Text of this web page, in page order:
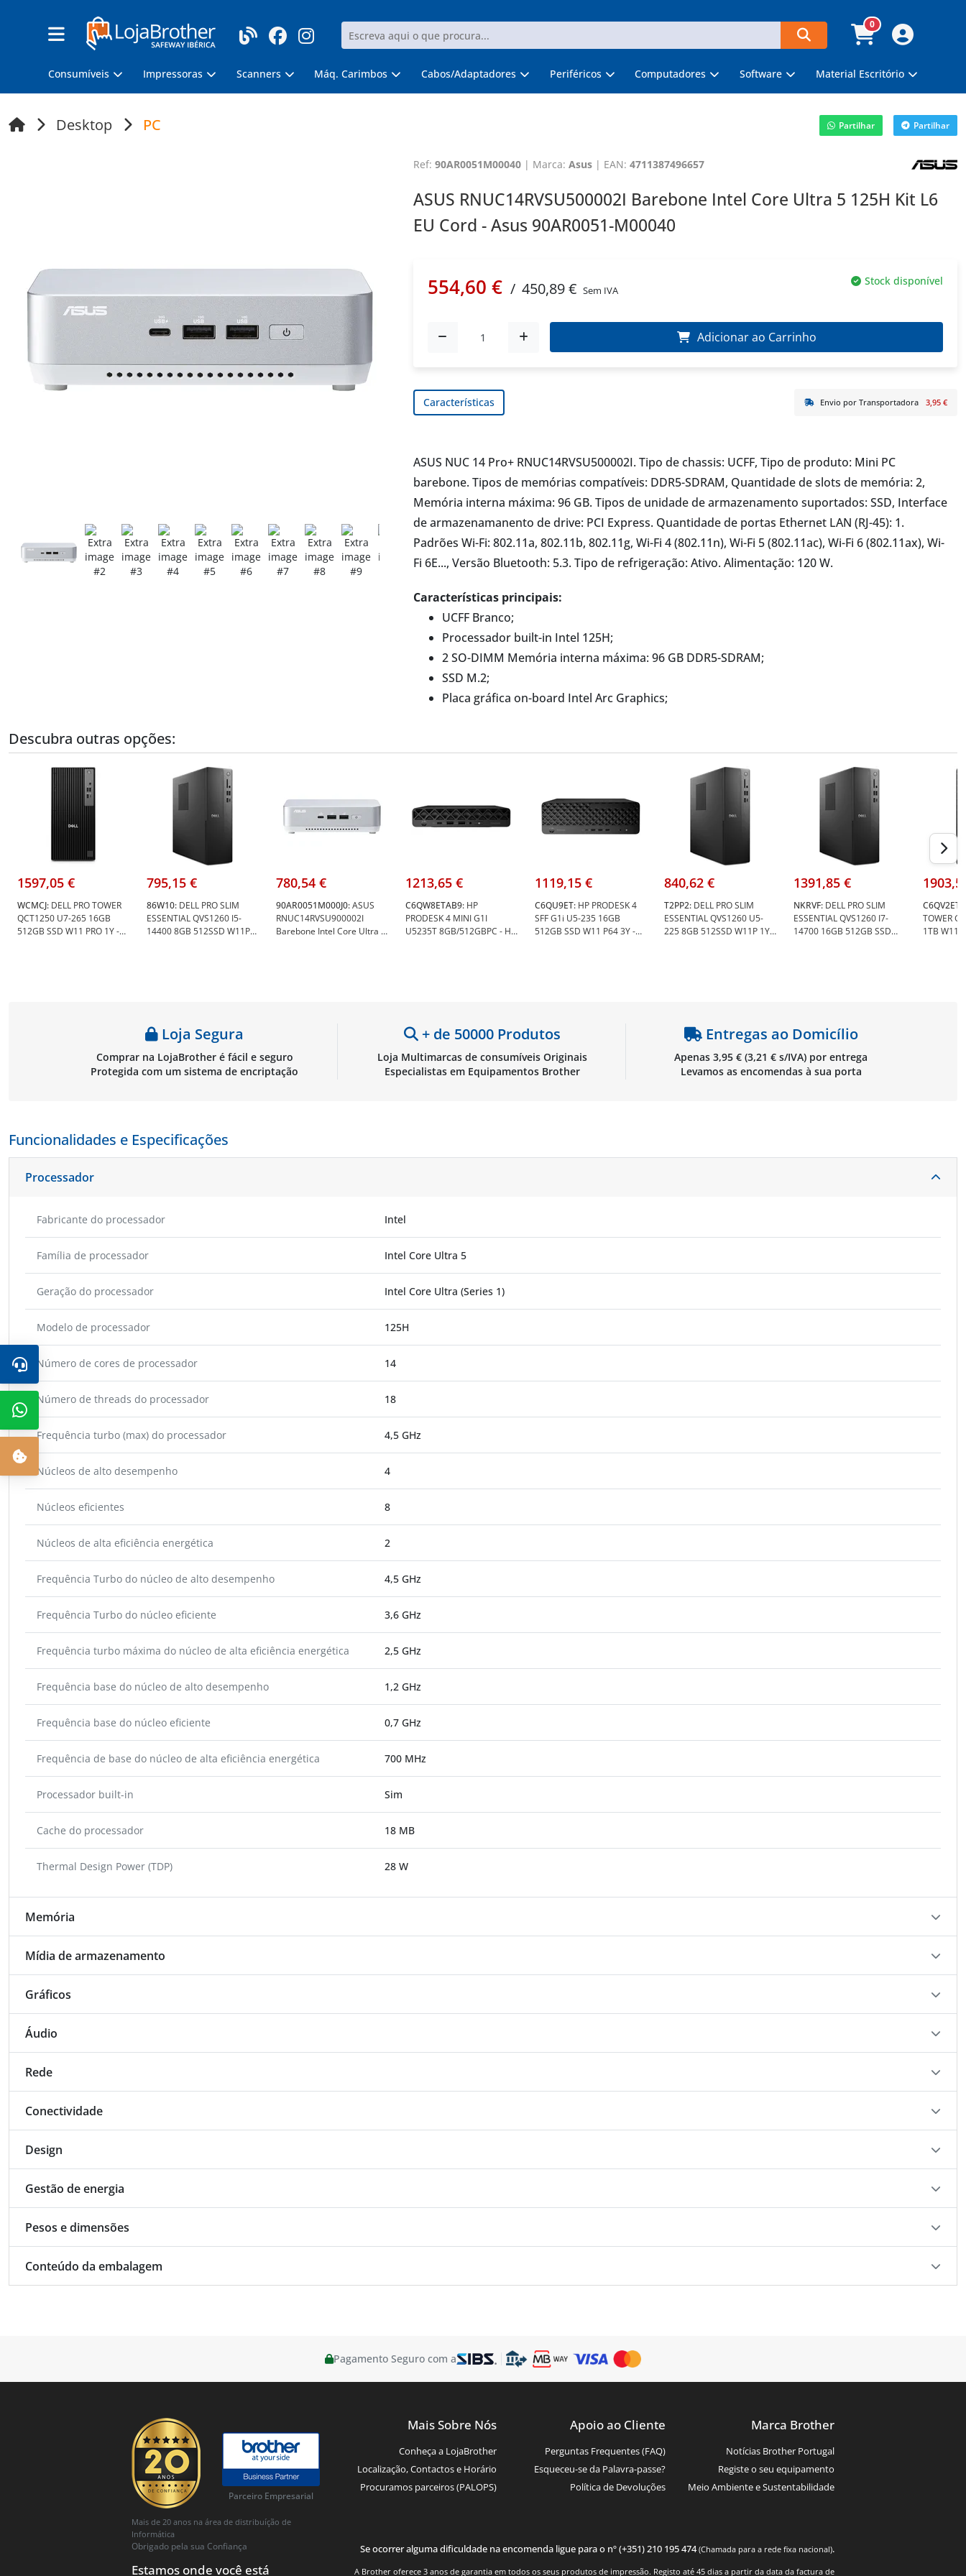
0
Consumíveis Impressoras Scanners Máq. Carimbos Cabos/Adaptadores Periféricos Computadores Software Material Escritório
Desktop PC Partilhar Partilhar
Ref: 90AR0051M00040| Marca: Asus| EAN: 4711387496657
ASUS RNUC14RVSU500002I Barebone Intel Core Ultra 5 125H Kit L6
EU Cord - Asus 90AR0051-M00040
554,60 € / 450,89 € Sem IVA
Stock disponível
Adicionar ao Carrinho
Características Envio por Transportadora 3,95 €
ASUS NUC 14 Pro+ RNUC14RVSU500002I. Tipo de chassis: UCFF, Tipo de produto: Mini PC
barebone. Tipos de memórias compatíveis: DDR5-SDRAM, Quantidade de slots de memória: 2,
Memória interna máxima: 96 GB. Tipos de unidade de armazenamento suportados: SSD, Interface
de armazenamanento de drive: PCI Express. Quantidade de portas Ethernet LAN (RJ-45): 1.
Padrões Wi-Fi: 802.11a, 802.11b, 802.11g, Wi-Fi 4 (802.11n), Wi-Fi 5 (802.11ac), Wi-Fi 6 (802.11ax), Wi-
Fi 6E..., Versão Bluetooth: 5.3. Tipo de refrigeração: Ativo. Alimentação: 120 W.
Características principais:
UCFF Branco;
Processador built-in Intel 125H;
2 SO-DIMM Memória interna máxima: 96 GB DDR5-SDRAM;
SSD M.2;
Placa gráfica on-board Intel Arc Graphics;
Descubra outras opções:
1597,05 €
WCMCJ: DELL PRO TOWER
QCT1250 U7-265 16GB
512GB SSD W11 PRO 1Y -
795,15 €
86W10: DELL PRO SLIM
ESSENTIAL QVS1260 I5-
14400 8GB 512SSD W11P
780,54 €
90AR0051M000J0:ASUS
RNUC14RVSU900002I
Barebone Intel Core Ultra 9
1213,65 €
C6QW8ETAB9: HP
PRODESK 4 MINI G1I
U5235T 8GB/512GBPC - HP
1119,15 €
C6QU9ET: HP PRODESK 4
SFF G1i U5-235 16GB
512GB SSD W11 P64 3Y -
840,62 €
T2PP2: DELL PRO SLIM
ESSENTIAL QVS1260 U5-
225 8GB 512SSD W11P 1Y -
1391,85 €
NKRVF: DELL PRO SLIM
ESSENTIAL QVS1260 I7-
14700 16GB 512GB SSD
C6QV2ET:
TOWER
1TB W11
Loja Segura
Comprar na LojaBrother é fácil e seguro
Protegida com um sistema de encriptação
+ de 50000 Produtos
Loja Multimarcas de consumíveis Originais
Especialistas em Equipamentos Brother
Entregas ao Domicílio
Apenas 3,95 € (3,21 € s/IVA) por entrega
Levamos as encomendas à sua porta
Funcionalidades e Especificações
Processador
Fabricante do processador Intel
Família de processador Intel Core Ultra 5
Geração do processador Intel Core Ultra (Series 1)
Modelo de processador 125H
Número de cores de processador 14
Número de threads do processador 18
Frequência turbo (max) do processador 4,5 GHz
Núcleos de alto desempenho 4
Núcleos eficientes 8
Núcleos de alta eficiência energética 2
Frequência Turbo do núcleo de alto desempenho 4,5 GHz
Frequência Turbo do núcleo eficiente 3,6 GHz
Frequência turbo máxima do núcleo de alta eficiência energética 2,5 GHz
Frequência base do núcleo de alto desempenho 1,2 GHz
Frequência base do núcleo eficiente 0,7 GHz
Frequência de base do núcleo de alta eficiência energética 700 MHz
Processador built-in Sim
Cache do processador 18 MB
Thermal Design Power (TDP) 28 W
Memória
Mídia de armazenamento
Gráficos
Áudio
Rede
Conectividade
Design
Gestão de energia
Pesos e dimensões
Conteúdo da embalagem
Pagamento Seguro com a
Parceiro Empresarial
Mais de 20 anos na área de distribuíção de
Informática
Obrigado pela sua Confiança
Estamos onde você está
Mais Sobre Nós
Conheça a LojaBrother
Localização, Contactos e Horário
Procuramos parceiros (PALOPS)
Apoio ao Cliente
Perguntas Frequentes (FAQ)
Esqueceu-se da Palavra-passe?
Política de Devoluções
Marca Brother
Notícias Brother Portugal
Registe o seu equipamento
Meio Ambiente e Sustentabilidade
Se ocorrer alguma dificuldade na encomenda ligue para o nº (+351) 210 195 474(Chamada para a rede fixa nacional).
A Brother oferece 3 anos de garantia em todos os seus produtos de impressão. Registo até 45 dias a partir da data da factura de